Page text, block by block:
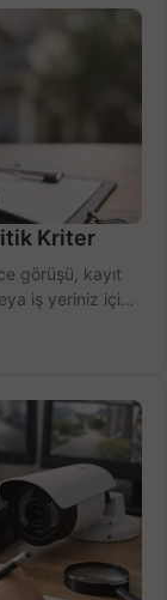
Kriter
görüşü, kayıt
iş yeriniz için